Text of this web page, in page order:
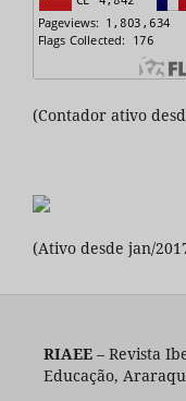
(Contador ativo
(Ativo desde jan/
RIAEE– Revista
Educação,